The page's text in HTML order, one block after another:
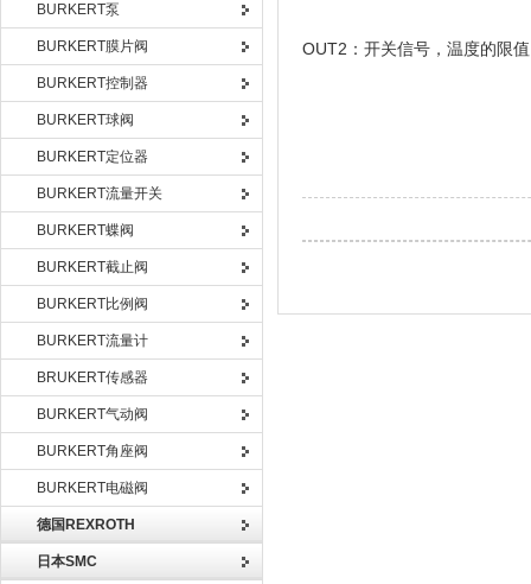
BURKERT泵
BURKERT膜片阀
BURKERT控制器
BURKERT球阀
BURKERT定位器
BURKERT流量开关
BURKERT蝶阀
BURKERT截止阀
BURKERT比例阀
BURKERT流量计
BRUKERT传感器
BURKERT气动阀
BURKERT角座阀
BURKERT电磁阀
德国REXROTH
日本SMC
OUT2：开关信号，温度的限值